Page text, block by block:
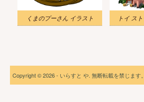
くまのプーさん イラスト トイ ス
Copyright © 2026 - いらすと や. 無断転載を禁じます。